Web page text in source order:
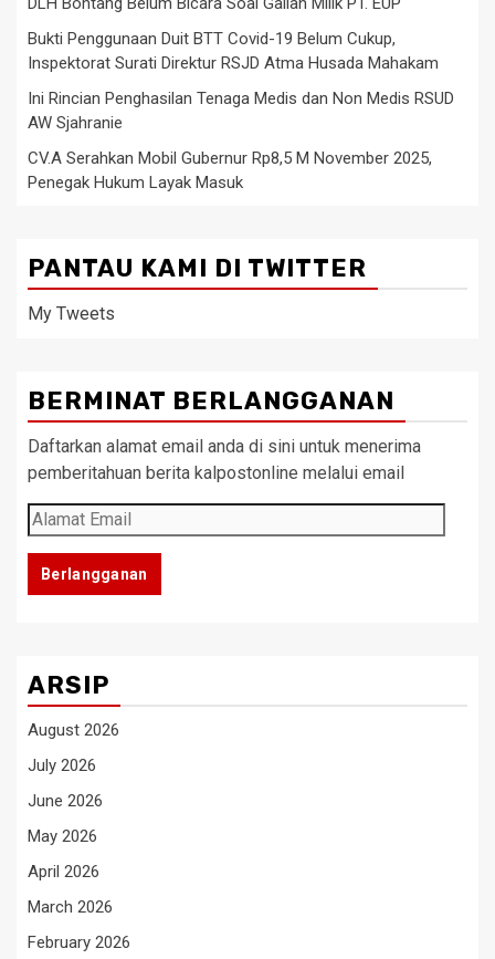
Bukti Penggunaan Duit BTT Covid-19 Belum Cukup,
Inspektorat Surati Direktur RSJD Atma Husada Mahakam
Ini Rincian Penghasilan Tenaga Medis dan Non Medis RSUD
AW Sjahranie
CV.A Serahkan Mobil Gubernur Rp8,5 M November 2025,
Penegak Hukum Layak Masuk
PANTAU KAMI DI TWITTER
My Tweets
BERMINAT BERLANGGANAN
Daftarkan alamat email anda di sini untuk menerima
pemberitahuan berita kalpostonline melalui email
Alamat
Email
Berlangganan
ARSIP
August 2026
July 2026
June 2026
May 2026
April 2026
March 2026
February 2026